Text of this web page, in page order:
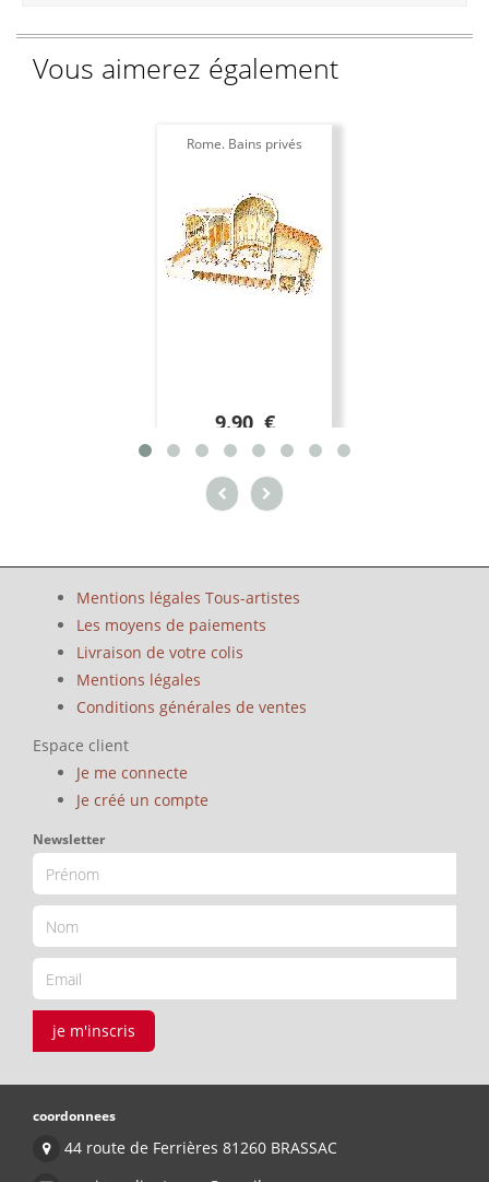
Vous aimerez également
Rome. Bains privés
9.90 €
Mentions légales Tous-artistes
Les moyens de paiements
Livraison de votre colis
Mentions légales
Conditions générales de ventes
Espace client
Je me connecte
Je créé un compte
Newsletter
je m'inscris
coordonnees
44 route de Ferrières 81260 BRASSAC